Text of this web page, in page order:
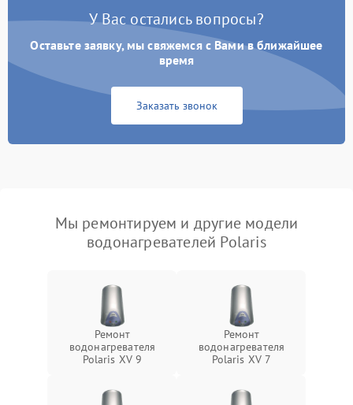
У Вас остались вопросы?
Оставьте заявку, мы свяжемся с Вами в ближайшее
время
Заказать звонок
Мы ремонтируем и другие модели
водонагревателей Polaris
Ремонт
водонагревателя
Polaris XV 9
Ремонт
водонагревателя
Polaris XV 7